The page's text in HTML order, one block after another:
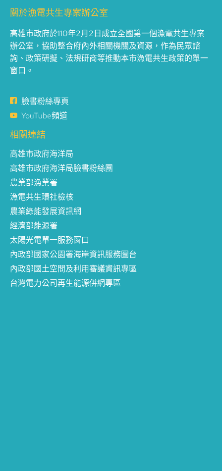
關於漁電共生專案辦公室
高雄市政府於110年2月2日成立全國第一個漁電共生專案
辦公室，協助整合府內外相關機關及資源，作為民眾諮
詢、政策研擬、法規研商等推動本市漁電共生政策的單一
窗口。
臉書粉絲專頁
YouTube頻道
相關連結
高雄市政府海洋局
高雄市政府海洋局臉書粉絲團
農業部漁業署
漁電共生環社檢核
農業綠能發展資訊網
經濟部能源署
太陽光電單一服務窗口
內政部國家公園署海岸資訊服務圖台
內政部國土空間及利用審議資訊專區
台灣電力公司再生能源併網專區